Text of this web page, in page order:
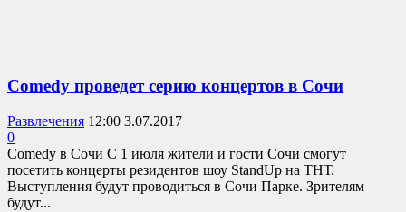
Comedy проведет серию концертов в Сочи
Развлечения 12:00 3.07.2017
0
Comedy в Сочи С 1 июля жители и гости Сочи смогут
посетить концерты резидентов шоу StandUp на ТНТ.
Выступления будут проводиться в Сочи Парке. Зрителям
будут...